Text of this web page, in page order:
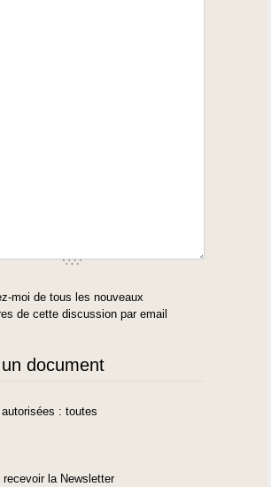
moi de tous les nouveaux
de cette discussion par email
document
: toutes
recevoir la Newsletter